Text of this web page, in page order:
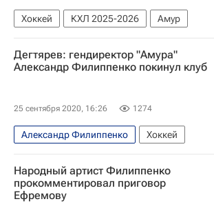
Хоккей КХЛ 2025-2026 Амур
Дегтярев: гендиректор "Амура"
Александр Филиппенко покинул клуб
25 сентября 2020, 16:26 1274
Александр Филиппенко
Хоккей
Михаил Дегтярев
Амур
Народный артист Филиппенко
прокомментировал приговор
Ефремову